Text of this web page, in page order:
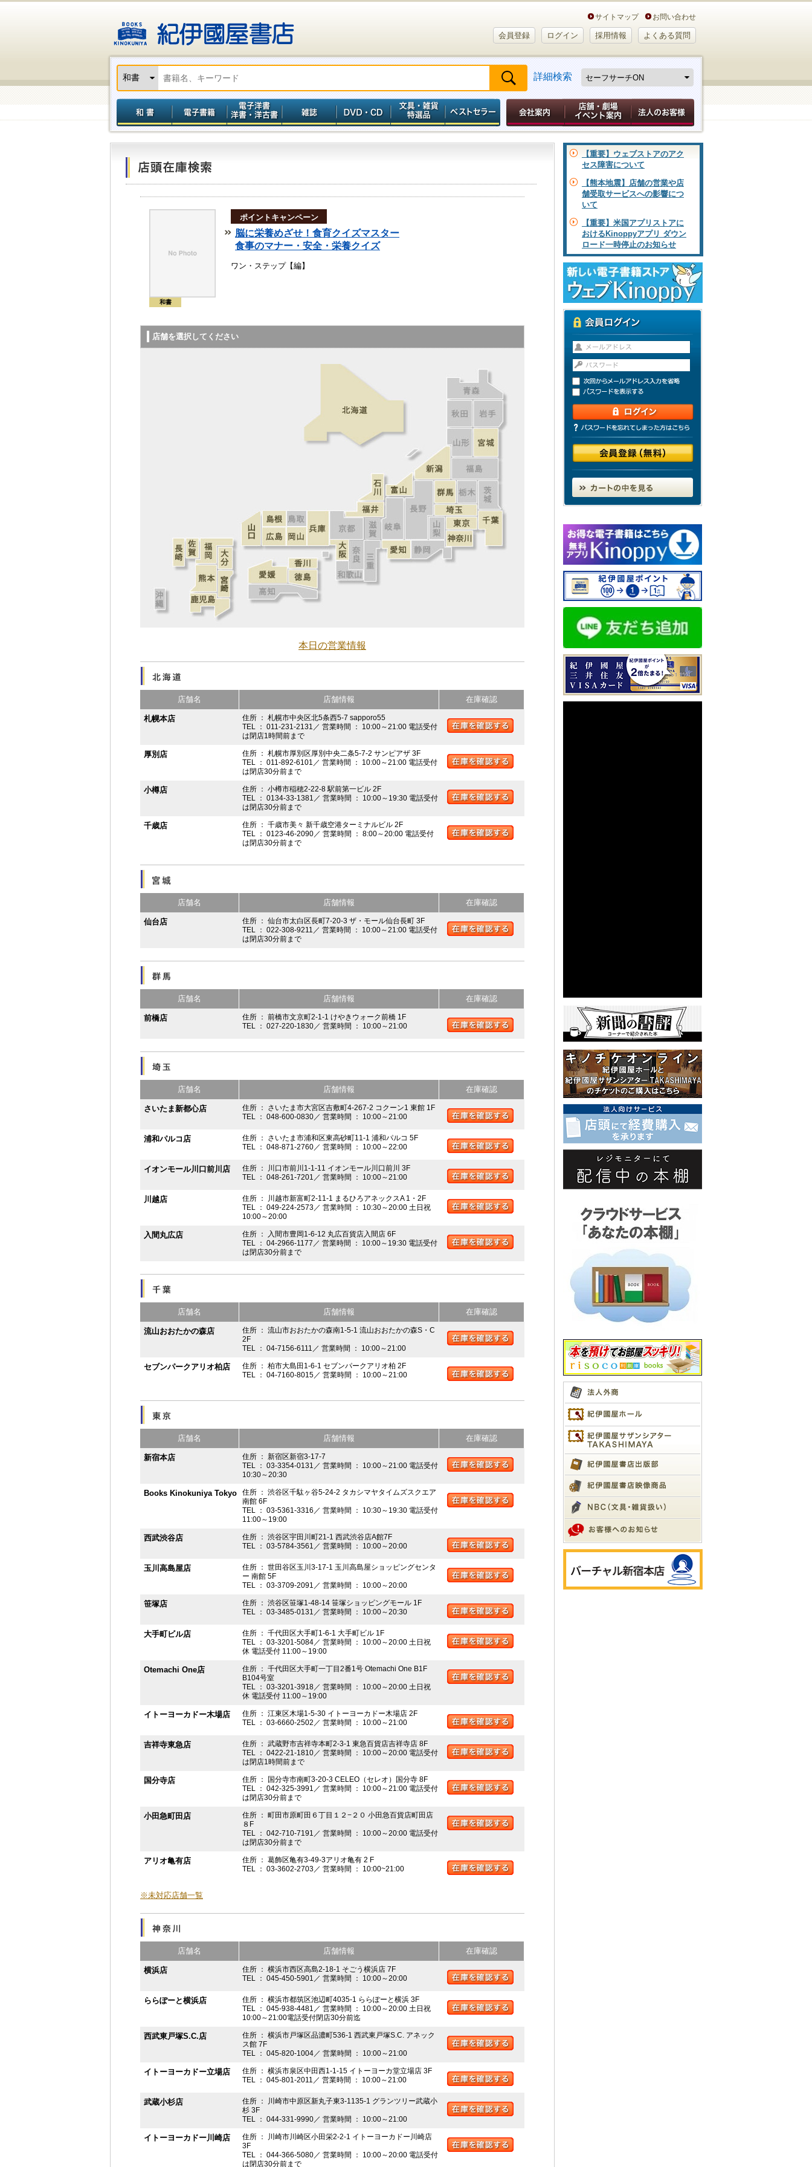
サイトマップ お問い合わせ
会員登録 ログイン 採用情報 よくある質問
詳細検索
和書
ポイントキャンペーン
脳に栄養めざせ！食育クイズマスター
食事のマナー・安全・栄養クイズ
ワン・ステップ【編】
店舗を選択してください
本日の営業情報
店舗名 店舗情報 在庫確認
札幌本店
住所 ： 札幌市中央区北5条西5-7 sapporo55
TEL ： 011-231-2131／ 営業時間 ： 10:00～21:00 電話受付
は閉店1時間前まで
厚別店
住所 ： 札幌市厚別区厚別中央二条5-7-2 サンピアザ 3F
TEL ： 011-892-6101／ 営業時間 ： 10:00～21:00 電話受付
は閉店30分前まで
小樽店
住所 ： 小樽市稲穂2-22-8 駅前第一ビル 2F
TEL ： 0134-33-1381／ 営業時間 ： 10:00～19:30 電話受付
は閉店30分前まで
千歳店
住所 ： 千歳市美々 新千歳空港ターミナルビル 2F
TEL ： 0123-46-2090／ 営業時間 ： 8:00～20:00 電話受付
は閉店30分前まで
店舗名 店舗情報 在庫確認
仙台店
住所 ： 仙台市太白区長町7-20-3 ザ・モール仙台長町 3F
TEL ： 022-308-9211／ 営業時間 ： 10:00～21:00 電話受付
は閉店30分前まで
店舗名 店舗情報 在庫確認
前橋店
住所 ： 前橋市文京町2-1-1 けやきウォーク前橋 1F
TEL ： 027-220-1830／ 営業時間 ： 10:00～21:00
店舗名 店舗情報 在庫確認
さいたま新都心店
住所 ： さいたま市大宮区吉敷町4-267-2 コクーン1 東館 1F
TEL ： 048-600-0830／ 営業時間 ： 10:00～21:00
浦和パルコ店
住所 ： さいたま市浦和区東高砂町11-1 浦和パルコ 5F
TEL ： 048-871-2760／ 営業時間 ： 10:00～22:00
イオンモール川口前川店
住所 ： 川口市前川1-1-11 イオンモール川口前川 3F
TEL ： 048-261-7201／ 営業時間 ： 10:00～21:00
川越店
住所 ： 川越市新富町2-11-1 まるひろアネックスA 1・2F
TEL ： 049-224-2573／ 営業時間 ： 10:30～20:00 土日祝
10:00～20:00
入間丸広店
住所 ： 入間市豊岡1-6-12 丸広百貨店入間店 6F
TEL ： 04-2966-1177／ 営業時間 ： 10:00～19:30 電話受付
は閉店30分前まで
店舗名 店舗情報 在庫確認
流山おおたかの森店
住所 ： 流山市おおたかの森南1-5-1 流山おおたかの森S・C
2F
TEL ： 04-7156-6111／ 営業時間 ： 10:00～21:00
セブンパークアリオ柏店
住所 ： 柏市大島田1-6-1 セブンパークアリオ柏 2F
TEL ： 04-7160-8015／ 営業時間 ： 10:00～21:00
店舗名 店舗情報 在庫確認
新宿本店
住所 ： 新宿区新宿3-17-7
TEL ： 03-3354-0131／ 営業時間 ： 10:00～21:00 電話受付
10:30～20:30
Books Kinokuniya Tokyo
住所 ： 渋谷区千駄ヶ谷5-24-2 タカシマヤタイムズスクエア
南館 6F
TEL ： 03-5361-3316／ 営業時間 ： 10:30～19:30 電話受付
11:00～19:00
西武渋谷店
住所 ： 渋谷区宇田川町21-1 西武渋谷店A館7F
TEL ： 03-5784-3561／ 営業時間 ： 10:00～20:00
玉川高島屋店
住所 ： 世田谷区玉川3-17-1 玉川高島屋ショッピングセンタ
ー 南館 5F
TEL ： 03-3709-2091／ 営業時間 ： 10:00～20:00
笹塚店
住所 ： 渋谷区笹塚1-48-14 笹塚ショッピングモール 1F
TEL ： 03-3485-0131／ 営業時間 ： 10:00～20:30
大手町ビル店
住所 ： 千代田区大手町1-6-1 大手町ビル 1F
TEL ： 03-3201-5084／ 営業時間 ： 10:00～20:00 土日祝
休 電話受付 11:00～19:00
Otemachi One店
住所 ： 千代田区大手町一丁目2番1号 Otemachi One B1F
B104号室
TEL ： 03-3201-3918／ 営業時間 ： 10:00～20:00 土日祝
休 電話受付 11:00～19:00
イトーヨーカドー木場店
住所 ： 江東区木場1-5-30 イトーヨーカドー木場店 2F
TEL ： 03-6660-2502／ 営業時間 ： 10:00～21:00
吉祥寺東急店
住所 ： 武蔵野市吉祥寺本町2-3-1 東急百貨店吉祥寺店 8F
TEL ： 0422-21-1810／ 営業時間 ： 10:00～20:00 電話受付
は閉店1時間前まで
国分寺店
住所 ： 国分寺市南町3-20-3 CELEO（セレオ）国分寺 8F
TEL ： 042-325-3991／ 営業時間 ： 10:00～21:00 電話受付
は閉店30分前まで
小田急町田店
住所 ： 町田市原町田６丁目１２−２０ 小田急百貨店町田店
８F
TEL ： 042-710-7191／ 営業時間 ： 10:00～20:00 電話受付
は閉店30分前まで
アリオ亀有店
住所 ： 葛飾区亀有3-49-3アリオ亀有 2 F
TEL ： 03-3602-2703／ 営業時間 ： 10:00~21:00
※未対応店舗一覧
店舗名 店舗情報 在庫確認
横浜店
住所 ： 横浜市西区高島2-18-1 そごう横浜店 7F
TEL ： 045-450-5901／ 営業時間 ： 10:00～20:00
ららぽーと横浜店
住所 ： 横浜市都筑区池辺町4035-1 ららぽーと横浜 3F
TEL ： 045-938-4481／ 営業時間 ： 10:00～20:00 土日祝
10:00～21:00電話受付閉店30分前迄
西武東戸塚S.C.店
住所 ： 横浜市戸塚区品濃町536-1 西武東戸塚S.C. アネック
ス館 7F
TEL ： 045-820-1004／ 営業時間 ： 10:00～21:00
イトーヨーカドー立場店
住所 ： 横浜市泉区中田西1-1-15 イトーヨーカ堂立場店 3F
TEL ： 045-801-2011／ 営業時間 ： 10:00～21:00
武蔵小杉店
住所 ： 川崎市中原区新丸子東3-1135-1 グランツリー武蔵小
杉 3F
TEL ： 044-331-9990／ 営業時間 ： 10:00～21:00
イトーヨーカドー川崎店
住所 ： 川崎市川崎区小田栄2-2-1 イトーヨーカドー川崎店
3F
TEL ： 044-366-5080／ 営業時間 ： 10:00～20:00 電話受付
は閉店30分前まで
【重要】ウェブストアのアク
セス障害について
【熊本地震】店舗の営業や店
舗受取サービスへの影響につ
いて
【重要】米国アプリストアに
おけるKinoppyアプリ ダウン
ロード一時停止のお知らせ